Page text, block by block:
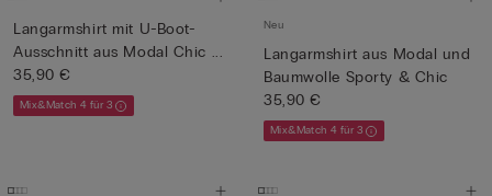
Langarmshirt mit U-Boot-
Ausschnitt aus Modal Chic ...
35,90 €
Mix&Match 4 für 3
Neu
Langarmshirt aus Modal und
Baumwolle Sporty & Chic
35,90 €
Mix&Match 4 für 3